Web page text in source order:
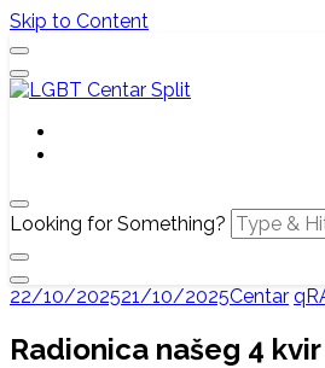
Skip to Content
LGBT Centar Split
Službena web stranica LGBT
Looking for Something?
22/10/202521/10/2025Centar
Radionica našeg 4